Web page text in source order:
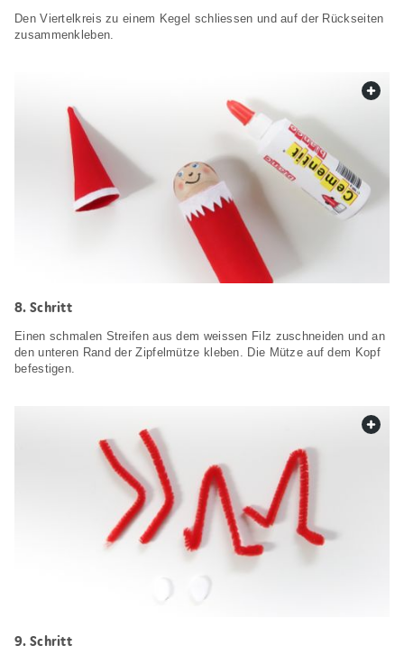
Den Viertelkreis zu einem Kegel schliessen und auf der Rückseiten
zusammenkleben.
Schritt
Einen schmalen Streifen aus dem weissen Filz zuschneiden und an
den unteren Rand der Zipfelmütze kleben. Die Mütze auf dem Kopf
befestigen.
Schritt